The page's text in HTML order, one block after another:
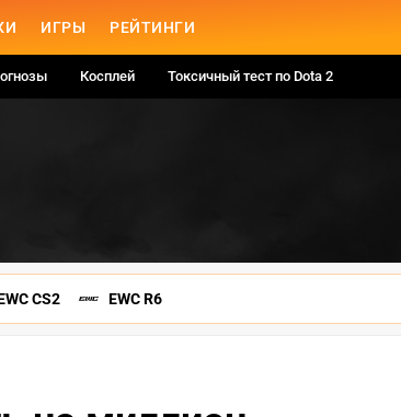
ИГРЫ РЕЙТИНГИ
Косплей Токсичный тест по Dota 2
CS2 EWC R6